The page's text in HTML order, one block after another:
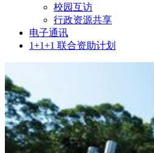
校园互访
行政资源共享
电子通讯
1+1+1 联合资助计划